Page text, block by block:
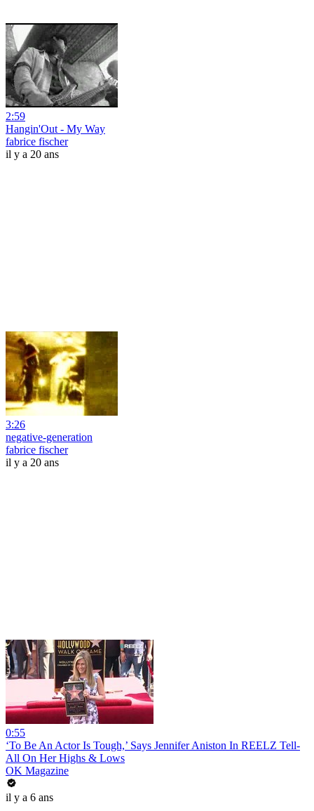
2:59
Hangin'Out - My Way
fabrice fischer
il y a 20 ans
3:26
negative-generation
fabrice fischer
il y a 20 ans
0:55
‘To Be An Actor Is Tough,’ Says Jennifer Aniston In REELZ Tell-
All On Her Highs & Lows
OK Magazine
il y a 6 ans